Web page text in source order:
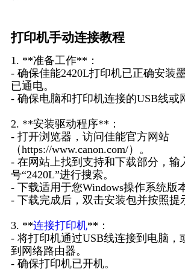
打印机手动连接教程
1. **准备工作**：
- 确保佳能2420L打印机已正确安装
已通电。
- 确保电脑和打印机连接的USB线或
2. **安装驱动程序**：
- 打开浏览器，访问佳能官方网站
（https://www.canon.com/）。
- 在网站上找到支持和下载部分，输
号“2420L”进行搜索。
- 下载适用于您Windows操作系统版
- 下载完成后，双击安装包并按照提
3. **连接打印机**：
- 将打印机通过USB线连接到电脑，
到网络路由器。
- 确保打印机已开机。